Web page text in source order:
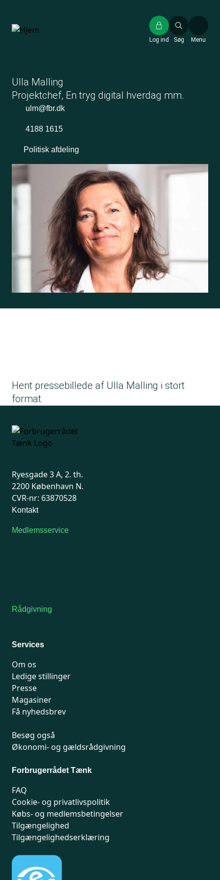
hovedindhold
Søg
Log ind Menu
Ulla Malling
Projektchef, En tryg digital hverdag mm.
ulm@fbr.dk
4188 1615
Politisk afdeling
Hent pressebillede af Ulla Malling i stort
format
Ryesgade 3 A, 2. th.
2200 København N.
CVR-nr: 63870528
Kontakt
Medlemsservice
Rådgivning
Services
Om os
Ledige stillinger
Presse
Magasiner
Få nyhedsbrev
Besøg også
Økonomi- og gældsrådgivning
Forbrugerrådet Tænk
FAQ
Cookie- og privatlivspolitik
Købs- og medlemsbetingelser
Tilgængelighed
Tilgængelighedserklæring